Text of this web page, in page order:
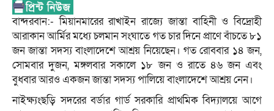
বান্দরবান:- মিয়ানমারের রাখাইন রাজ্যে জান্তা বাহিনী ও বিদ্রোহী
আরাকান আর্মির মধ্যে চলমান সংঘাতে গত চার দিনে প্রাণে বাঁচতে ৮১
জন জান্তা সদস্য বাংলাদেশে আশ্রয় নিয়েছেন। গত রোববার ১৪ জন,
সোমবার দুজন, মঙ্গলবার সকালে ১৮ জন ও রাতে ৪৬ জন এবং
বুধবার আরও একজন জান্তা সদস্য পালিয়ে বাংলাদেশে আশ্রয় নেন।
নাইক্ষ্যংছড়ি সদরের বর্ডার গার্ড সরকারি প্রাথমিক বিদ্যালয়ে আগে